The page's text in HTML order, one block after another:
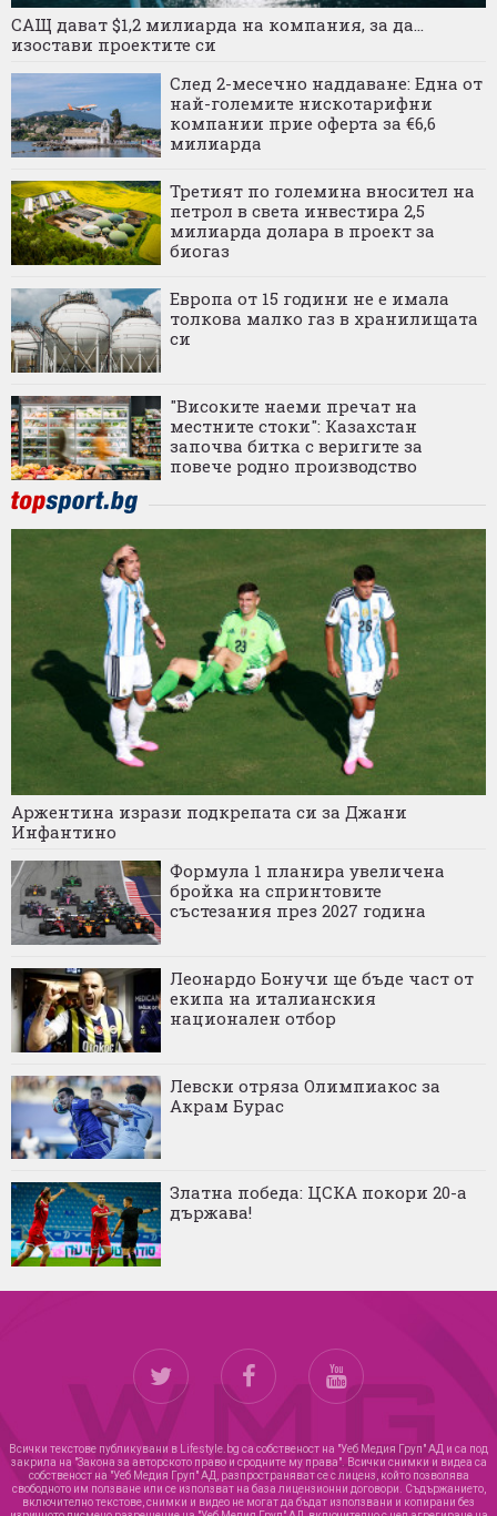
САЩ дават $1,2 милиарда на компания, за да...
изостави проектите си
След 2-месечно наддаване: Една от
най-големите нискотарифни
компании прие оферта за €6,6
милиарда
Третият по големина вносител на
петрол в света инвестира 2,5
милиарда долара в проект за
биогаз
Европа от 15 години не е имала
толкова малко газ в хранилищата
си
"Високите наеми пречат на
местните стоки": Казахстан
започва битка с веригите за
повече родно производство
Аржентина изрази подкрепата си за Джани
Инфантино
Формула 1 планира увеличена
бройка на спринтовите
състезания през 2027 година
Леонардо Бонучи ще бъде част от
екипа на италианския
национален отбор
Левски отряза Олимпиакос за
Акрам Бурас
Златна победа: ЦСКА покори 20-а
държава!
Всички текстове публикувани в Lifestyle.bg са собственост на "Уеб Медия Груп" АД и са под
закрила на "Закона за авторското право и сродните му права". Всички снимки и видеа са
собственост на "Уеб Медия Груп" АД, разпространяват се с лиценз, който позволява
свободното им ползване или се използват на база лицензионни договори. Съдържанието,
включително текстове, снимки и видео не могат да бъдат използвани и копирани без